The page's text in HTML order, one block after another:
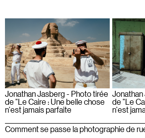
Jonathan Jasberg - Photo tirée
de "Le Caire : Une belle chose
n'est jamais parfaite
de "Le
n'est
Comment se passe la photographie de